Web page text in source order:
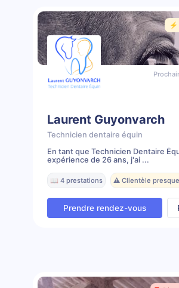
Laurent Guyonvarch
Technicien dentaire équin
En tant que Technicien Dentaire
expérience de 26 ans, j'ai ...
📖 4 prestations ⚠️ Clientèle
Prendre rendez-vous